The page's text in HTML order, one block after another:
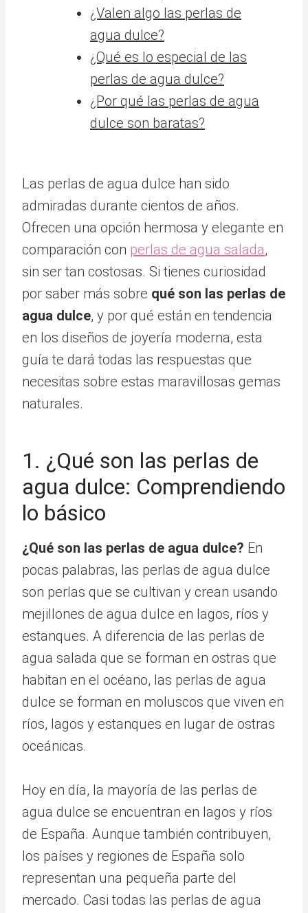
¿Valen algo las perlas de
agua dulce?
¿Qué es lo especial de las
perlas de agua dulce?
¿Por qué las perlas de agua
dulce son baratas?
Las perlas de agua dulce han sido
admiradas durante cientos de años.
Ofrecen una opción hermosa y elegante en
comparación con perlas de agua salada,
sin ser tan costosas. Si tienes curiosidad
por saber más sobre qué son las perlas de
agua dulce, y por qué están en tendencia
en los diseños de joyería moderna, esta
guía te dará todas las respuestas que
necesitas sobre estas maravillosas gemas
naturales.
1. ¿Qué son las perlas de
agua dulce: Comprendiendo
lo básico
¿Qué son las perlas de agua dulce? En
pocas palabras, las perlas de agua dulce
son perlas que se cultivan y crean usando
mejillones de agua dulce en lagos, ríos y
estanques. A diferencia de las perlas de
agua salada que se forman en ostras que
habitan en el océano, las perlas de agua
dulce se forman en moluscos que viven en
ríos, lagos y estanques en lugar de ostras
oceánicas.
Hoy en día, la mayoría de las perlas de
agua dulce se encuentran en lagos y ríos
de España. Aunque también contribuyen,
los países y regiones de España solo
representan una pequeña parte del
mercado. Casi todas las perlas de agua